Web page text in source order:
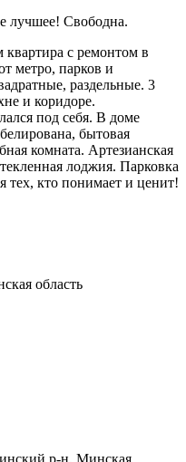
лучшее! Свободна.
квартира с ремонтом в
метро, парков и
раздельные. 3
и коридоре.
под себя. В доме
бытовая
комната. Артезианская
лоджия. Парковка
тех, кто понимает и ценит!
область
р-н, Минская